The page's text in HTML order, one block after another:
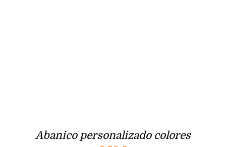
Abanico personalizado colores